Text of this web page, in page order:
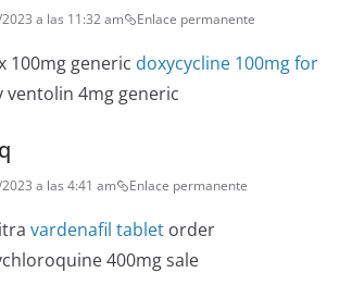
a las 11:32 am Enlace permanente
100mg generic doxycycline 100mg for
ventolin 4mg generic
a las 4:41 am Enlace permanente
vardenafil tablet order
400mg sale